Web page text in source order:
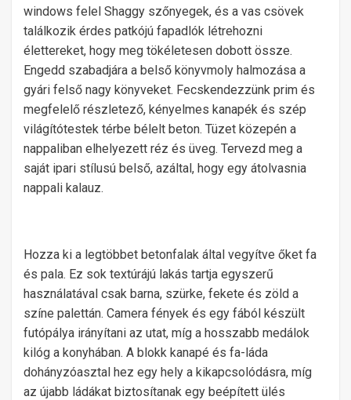
windows felel Shaggy szőnyegek, és a vas csövek
találkozik érdes patkójú fapadlók létrehozni
élettereket, hogy meg tökéletesen dobott össze.
Engedd szabadjára a belső könyvmoly halmozása a
gyári felső nagy könyveket. Fecskendezzünk prim és
megfelelő részletező, kényelmes kanapék és szép
világítótestek térbe bélelt beton. Tüzet közepén a
nappaliban elhelyezett réz és üveg. Tervezd meg a
saját ipari stílusú belső, azáltal, hogy egy átolvasnia
nappali kalauz.
Hozza ki a legtöbbet betonfalak által vegyítve őket fa
és pala. Ez sok textúrájú lakás tartja egyszerű
használatával csak barna, szürke, fekete és zöld a
színe palettán. Camera fények és egy fából készült
futópálya irányítani az utat, míg a hosszabb medálok
kilóg a konyhában. A blokk kanapé és fa-láda
dohányzóasztal hez egy hely a kikapcsolódásra, míg
az újabb ládákat biztosítanak egy beépített ülés